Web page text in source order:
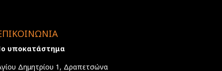
υποκατάστημα
Δημητρίου 1, Δραπετσώνα